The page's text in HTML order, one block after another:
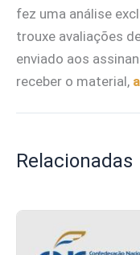
fez uma análise
trouxe avaliações
enviado aos
receber o material,
Relacionadas